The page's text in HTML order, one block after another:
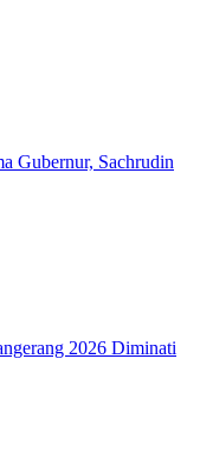
Gubernur, Sachrudin
2026 Diminati